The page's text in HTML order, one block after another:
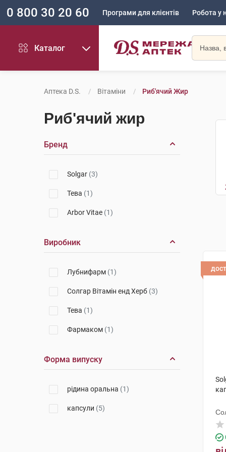
0 800 30 20 60 Програми для клієнтів Робота у
Каталог
Аптека D.S. Вітаміни Риб'ячий Жир
Риб'ячий жир
Бренд
Solgar (3)
Тева (1)
Arbor Vitae (1)
Виробник
Лубнифарм (1)
Солгар Вітамін енд Херб (3)
Тева (1)
Фармаком (1)
Форма випуску
рідина оральна (1)
капсули (5)